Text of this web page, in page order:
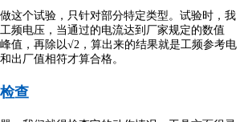
这个试验，只针对部分特定类型。试验时，我
频电压，当通过的电流达到厂家规定的数值
值，再除以√2，算出来的结果就是工频参考电
出厂值相符才算合格。
查